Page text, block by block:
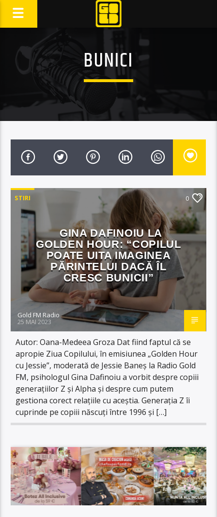
BUNICI
STIRI 0
GINA DAFINOIU LA
GOLDEN HOUR: “COPILUL
POATE UITA IMAGINEA
PĂRINTELUI DACĂ ÎL
CRESC BUNICII”
Gold FM Radio
25 MAI 2023
Autor: Oana-Medeea Groza Dat fiind faptul că se
apropie Ziua Copilului, în emisiunea „Golden Hour
cu Jessie”, moderată de Jessie Baneș la Radio Gold
FM, psihologul Gina Dafinoiu a vorbit despre copiii
generațiilor Z și Alpha și despre cum putem
gestiona corect relațiile cu aceștia. Generația Z îi
cuprinde pe copiii născuți între 1996 și […]